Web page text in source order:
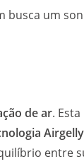
um
de ar.
Airgelly
entre